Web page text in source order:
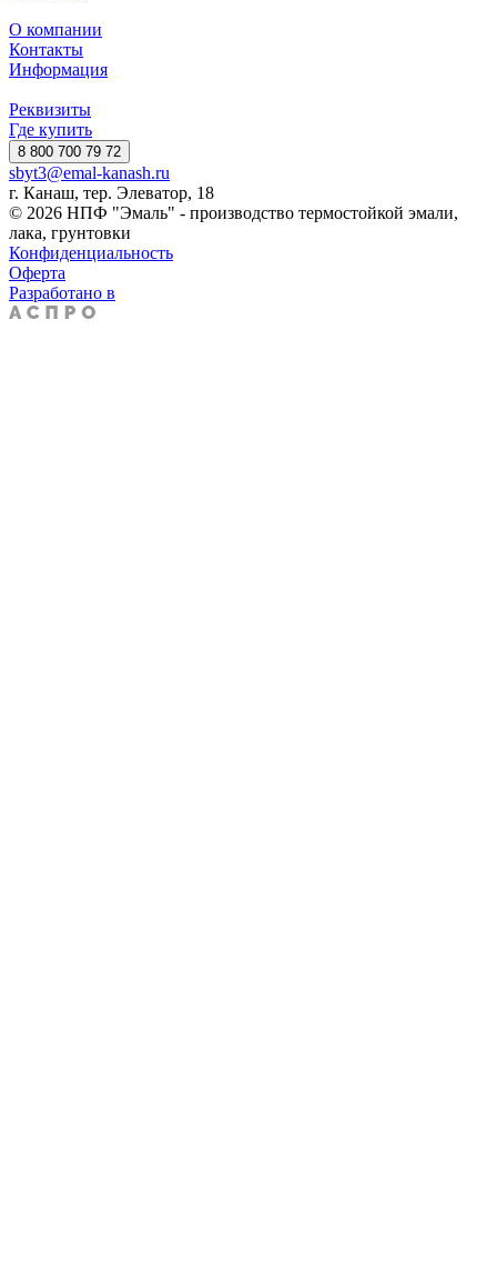
О компании
Контакты
Информация
Реквизиты
Где купить
8 800 700 79 72
sbyt3@emal-kanash.ru
г. Канаш, тер. Элеватор, 18
© 2026 НПФ "Эмаль" - производство термостойкой эмали,
лака, грунтовки
Конфиденциальность
Оферта
Разработано в